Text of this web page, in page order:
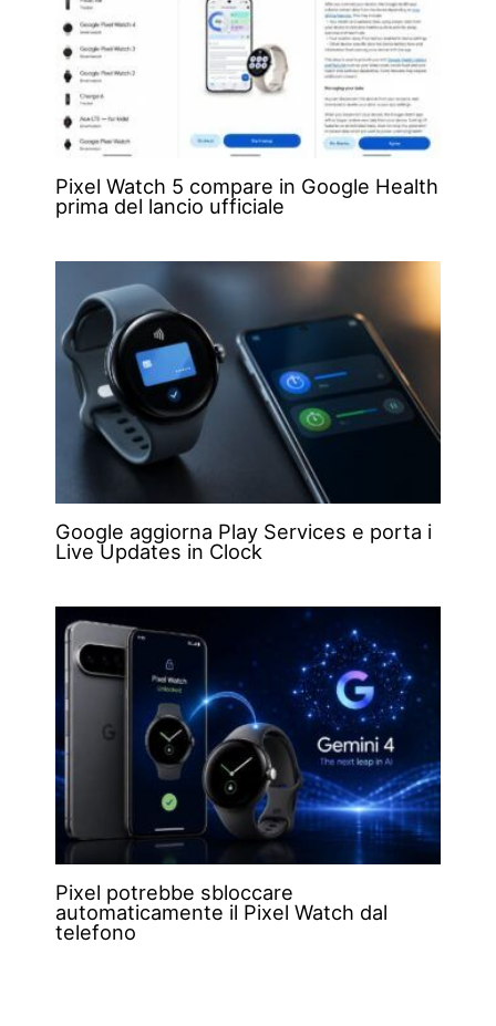
Pixel Watch 5 compare in Google Health
prima del lancio ufficiale
Google aggiorna Play Services e porta i
Live Updates in Clock
Pixel potrebbe sbloccare
automaticamente il Pixel Watch dal
telefono